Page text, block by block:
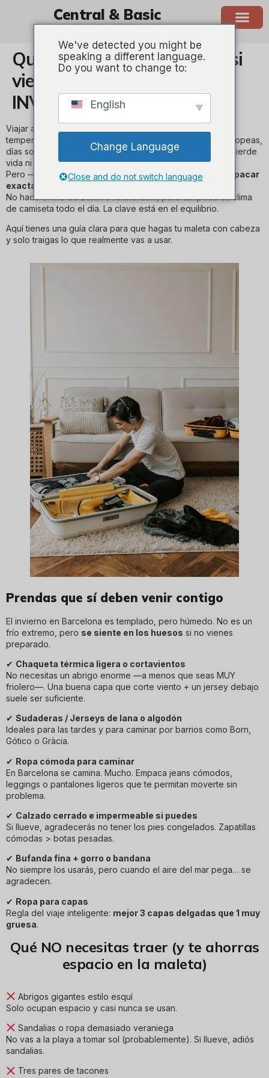
Central & Basic
BARCELONA
Qué empacar (y qué dejar) si
vienes a Barcelona en
INVIERNO
Viajar a Barcelona en invierno es un plan excelente:
temperaturas suaves comparadas con otras ciudades europeas,
días soleados, mar aún fotográfico y una ciudad que no pierde
vida ni energía.
Pero —y aquí viene la duda que todos tienen—¿qué empacar
exactamente?
No hace el frío de Berlín o Ámsterdam, pero tampoco es clima
de camiseta todo el día. La clave está en el equilibrio.
Aquí tienes una guía clara para que hagas tu maleta con cabeza
y solo traigas lo que realmente vas a usar.
Prendas que sí deben venir contigo
El invierno en Barcelona es templado, pero húmedo. No es un
frío extremo, pero se siente en los huesos si no vienes
preparado.
✔ Chaqueta térmica ligera o cortavientos
No necesitas un abrigo enorme —a menos que seas MUY
friolero—. Una buena capa que corte viento + un jersey debajo
suele ser suficiente.
✔ Sudaderas / Jerseys de lana o algodón
Ideales para las tardes y para caminar por barrios como Born,
Gótico o Gràcia.
✔ Ropa cómoda para caminar
En Barcelona se camina. Mucho. Empaca jeans cómodos,
leggings o pantalones ligeros que te permitan moverte sin
problema.
✔ Calzado cerrado e impermeable si puedes
Si llueve, agradecerás no tener los pies congelados. Zapatillas
cómodas > botas pesadas.
✔ Bufanda fina + gorro o bandana
No siempre los usarás, pero cuando el aire del mar pega… se
agradecen.
✔ Ropa para capas
Regla del viaje inteligente: mejor 3 capas delgadas que 1 muy
gruesa.
Qué NO necesitas traer (y te ahorras
espacio en la maleta)
Abrigos gigantes estilo esquí
Solo ocupan espacio y casi nunca se usan.
Sandalias o ropa demasiado veraniega
No vas a la playa a tomar sol (probablemente). Si llueve, adiós
sandalias.
Tres pares de tacones
We've detected you might be
speaking a different language.
Do you want to change to:
English
Change Language
Close and do not switch language